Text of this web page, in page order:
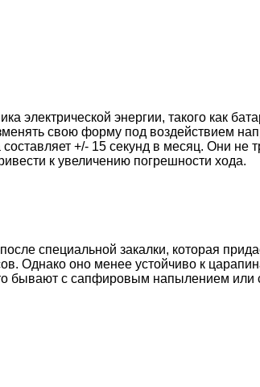
электрической энергии, такого как
свою форму под воздействием
+/- 15 секунд в месяц. Они не
к увеличению погрешности хода.
специальной закалки, которая
Однако оно менее устойчиво к
бывают с сапфировым напылением или